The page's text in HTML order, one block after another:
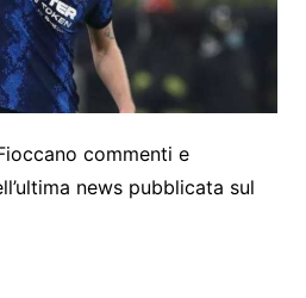
commenti e
news pubblicata sul